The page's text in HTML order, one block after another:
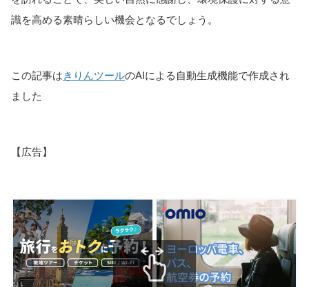
識を高める素晴らしい機会となるでしょう。
この記事はきりんツールのAIによる自動生成機能で作成され
ました
【広告】